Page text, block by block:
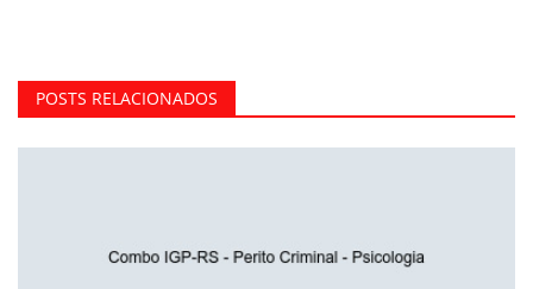
POSTS RELACIONADOS